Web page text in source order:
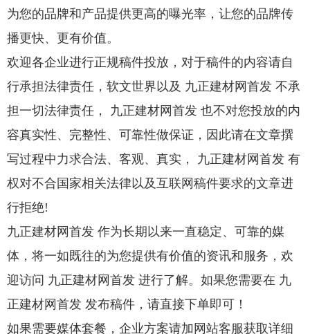
为您的品牌和产品提供更高的曝光率，让您的品牌传
播更快、更有价值。
欢迎各企业进行正规稿件投放，对于稿件的内容请自
行承担法律责任，软文世界以及 九正建材网首发 不承
担一切法律责任， 九正建材网首发 也不对您投放的内
容真实性、完整性、可靠性做保证，因此请在文章撰
写过程中力求合法、客观、真实， 九正建材网首发 有
权对不合国家相关法律以及互联网稿件要求的文章进
行拒绝!
九正建材网首发 作为长期以来一直稳定、可靠的媒
体，将一如既往的为您提供有价值的资讯和服务，欢
迎访问 九正建材网首发 进行了解。如果您需要在 九
正建材网首发 发布稿件，请直接下单即可！
如果需要媒体套餐，企业方案请加网站客服获取详细